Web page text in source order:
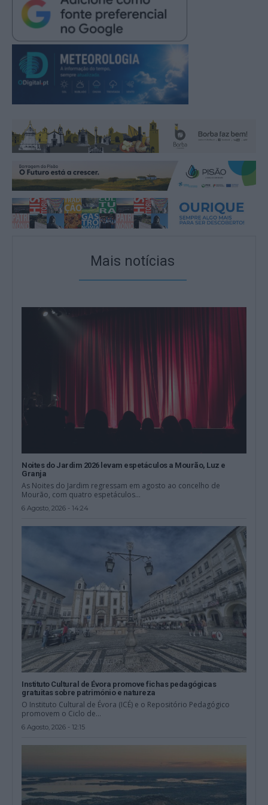
Mais notícias
Noites do Jardim 2026 levam espetáculos a Mourão, Luz e
Granja
As Noites do Jardim regressam em agosto ao concelho de
Mourão, com quatro espetáculos...
6 Agosto, 2026 - 14:24
Instituto Cultural de Évora promove fichas pedagógicas
gratuitas sobre património e natureza
O Instituto Cultural de Évora (ICÉ) e o Repositório Pedagógico
promovem o Ciclo de...
6 Agosto, 2026 - 12:15